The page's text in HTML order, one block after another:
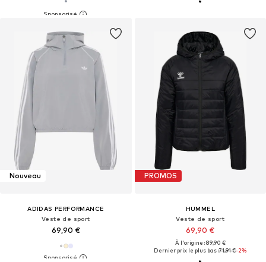
Nouveau
ADIDAS PERFORMANCE
Veste de sport
69,90 €
PROMOS
HUMMEL
Veste de sport
69,90 €
À l'origine : 89,90 €
Dernier prix le plus bas :71,91 €-2%